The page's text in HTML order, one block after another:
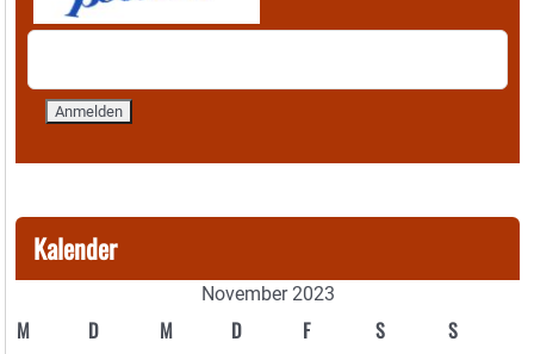
Kalender
November 2023
M D M D F S S